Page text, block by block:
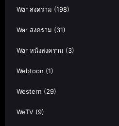
War สงคราม (198)
War สงคราม (31)
War หนังสงคราม (3)
Webtoon (1)
Western (29)
WeTV (9)